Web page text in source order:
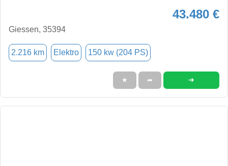
43.480 €
Giessen, 35394
2.216 km Elektro 150 kw (204 PS)
★ ➦ ➜